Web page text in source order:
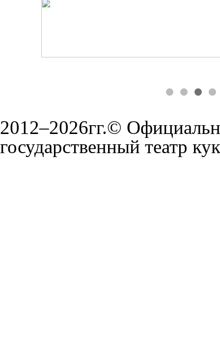
2012–2026гг.©
государственный театр